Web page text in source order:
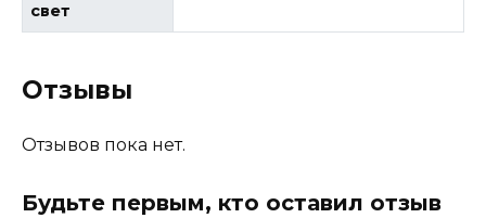
свет
Отзывы
Отзывов пока нет.
Будьте первым, кто оставил отзыв